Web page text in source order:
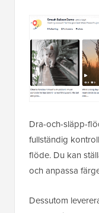
Dra-och-släpp-
fullständig
flöde. Du kan
och anpassa
Dessutom